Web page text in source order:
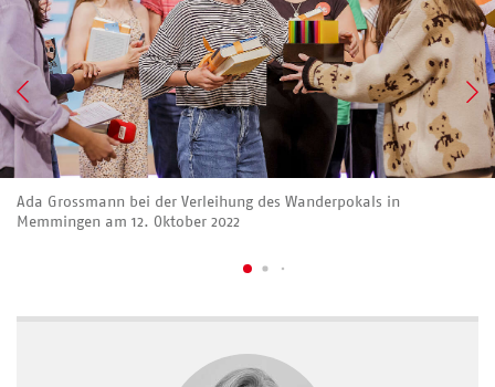
Ada Grossmann bei der Verleihung des Wanderpokals in
Memmingen am 12. Oktober 2022